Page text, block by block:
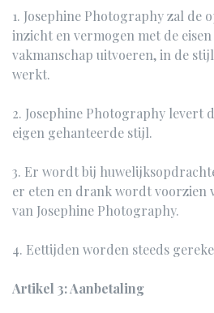
1. Josephine Photography zal de
inzicht en vermogen met de eisen
vakmanschap uitvoeren, in de
werkt.
2. Josephine Photography levert
eigen gehanteerde stijl.
3. Er wordt bij
er eten en drank wordt voorzien
van Josephine Photography.
4. Eettijden worden steeds
Artikel 3: Aanbetaling